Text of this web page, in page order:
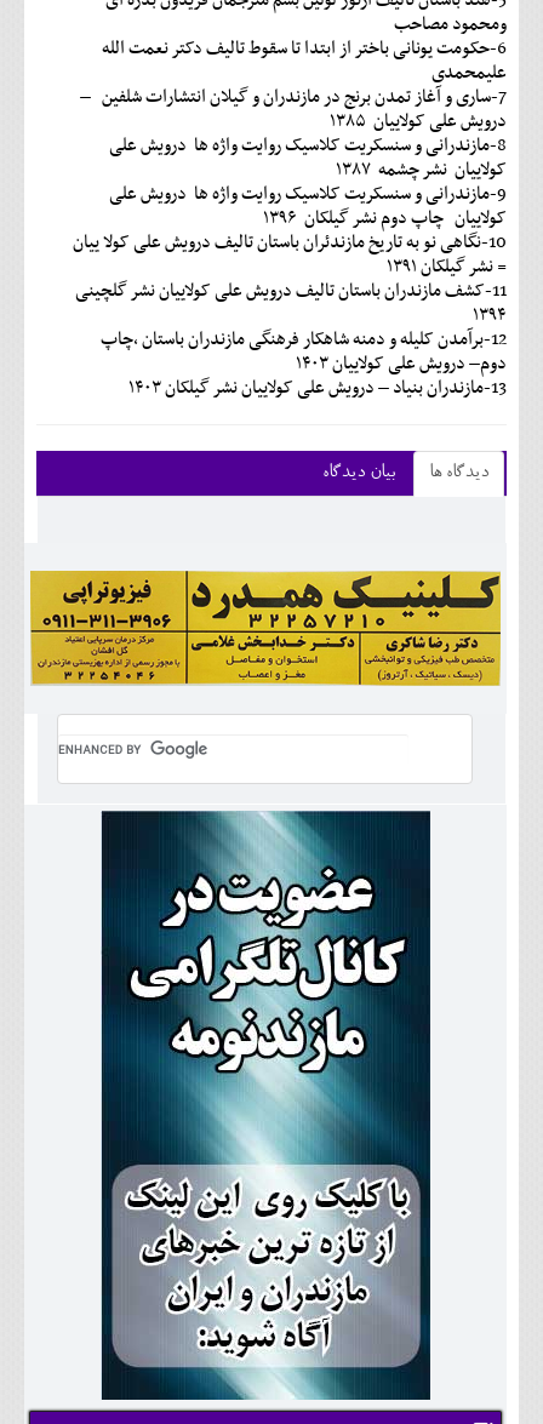
ومحمود مصاحب
6-حکومت یونانی باختر از ابتدا تا سقوط تالیف دکتر نعمت الله
علیمحمدی
7-ساری و آغاز تمدن برنج در مازندران و گیلان انتشارات شلفین –
درویش علی کولاییان ۱۳۸۵
8-مازندرانی و سنسکریت کلاسیک روایت واژه ها درویش علی
کولاییان نشر چشمه ۱۳۸۷
9-مازندرانی و سنسکریت کلاسیک روایت واژه ها درویش علی
کولاییان چاپ دوم نشر گیلکان ۱۳۹۶
10-نگاهی نو به تاریخ مازندئران باستان تالیف درویش علی کولا ییان
= نشر گیلکان ۱۳۹۱
11-کشف مازندران باستان تالیف درویش علی کولاییان نشر گلچینی
۱۳۹۴
12-برآمدن کلیله و دمنه شاهکار فرهنگی مازندران باستان ،چاپ
دوم– درویش علی کولاییان ۱۴۰۳
13-مازندران بنیاد – درویش علی کولاییان نشر گیلکان ۱۴۰۳
دیدگاه ها بیان دیدگاه